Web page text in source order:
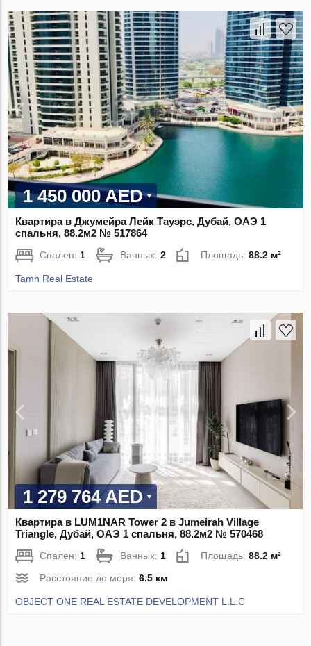
1 450 000 AED
Квартира в Джумейра Лейк Тауэрс, Дубай, ОАЭ 1
спальня, 88.2м2 № 517864
Спален: 1 Ванных:2 Площадь:88.2 м²
Tamn Real Estate
1 279 764 AED
Квартира в LUM1NAR Tower 2 в Jumeirah Village
Triangle, Дубай, ОАЭ 1 спальня, 88.2м2 № 570468
Спален:1 Ванных:1 Площадь:88.2 м²
Расстояние до моря:6.5 км
OBJECT ONE REAL ESTATE DEVELOPMENT L.L.C